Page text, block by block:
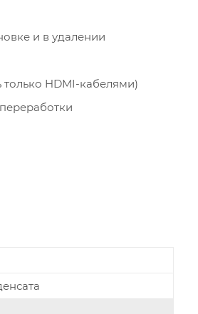
и в удалении
HDMI-кабелями)